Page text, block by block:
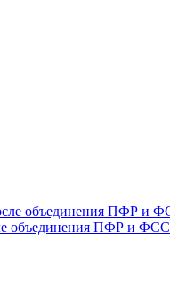
объединения ПФР и ФСС